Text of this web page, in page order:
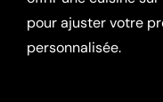
pour ajuster votre
personnalisée.